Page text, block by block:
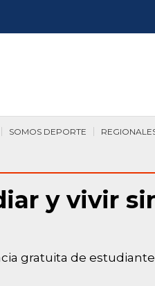
SOMOS DEPORTE
y vivir
gratuita de